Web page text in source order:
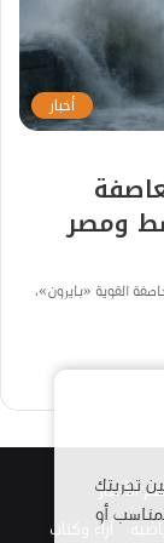
أخبار
ومصر
القوية «بايرون»،
الأخبار
أراء وكتاب
تجربتك
أو